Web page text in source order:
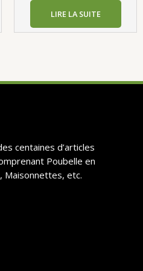
LIRE LA SUITE
centaines d’articles
Poubelle en
Maisonnettes, etc.​​